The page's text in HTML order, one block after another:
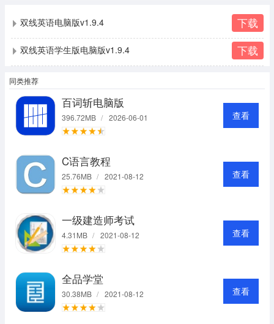
双线英语电脑版v1.9.4 下载
双线英语学生版电脑版v1.9.4 下载
同类推荐
百词斩电脑版
396.72MB / 2026-06-01 查看
C语言教程
25.76MB / 2021-08-12 查看
一级建造师考试
4.31MB / 2021-08-12 查看
全品学堂
30.38MB / 2021-08-12 查看